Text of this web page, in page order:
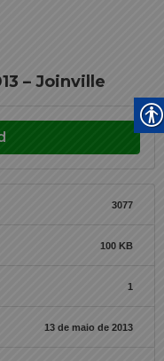
– Joinville
3077
100 KB
1
13 de maio de 2013